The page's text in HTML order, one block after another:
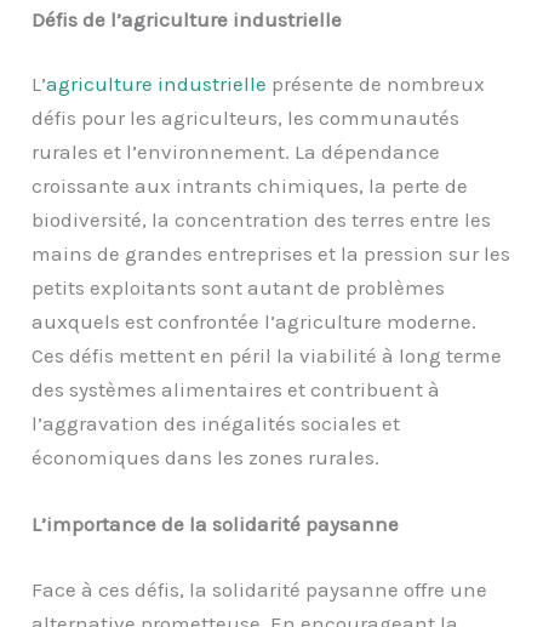
Défis de l’agriculture industrielle
L’agriculture industrielle présente de nombreux
défis pour les agriculteurs, les communautés
rurales et l’environnement. La dépendance
croissante aux intrants chimiques, la perte de
biodiversité, la concentration des terres entre les
mains de grandes entreprises et la pression sur les
petits exploitants sont autant de problèmes
auxquels est confrontée l’agriculture moderne.
Ces défis mettent en péril la viabilité à long terme
des systèmes alimentaires et contribuent à
l’aggravation des inégalités sociales et
économiques dans les zones rurales.
L’importance de la solidarité paysanne
Face à ces défis, la solidarité paysanne offre une